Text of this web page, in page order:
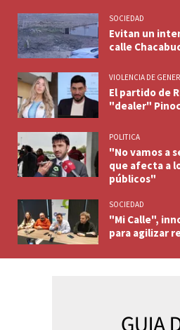
SOCIEDAD
Evitan un
calle
VIOLENCIA DE
El partido de
"dealer"
POLITICA
"No vamos a
que afecta a
públicos"
SOCIEDAD
"Mi Calle",
para agilizar